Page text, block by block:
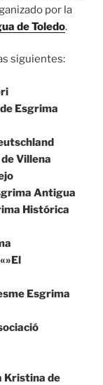
por la
de Toledo.
siguientes:
Esgrima
Villena
Antigua
Histórica
Esgrima
Kristina de